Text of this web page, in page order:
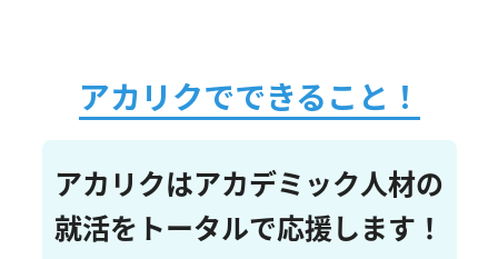
アカリクでできること！